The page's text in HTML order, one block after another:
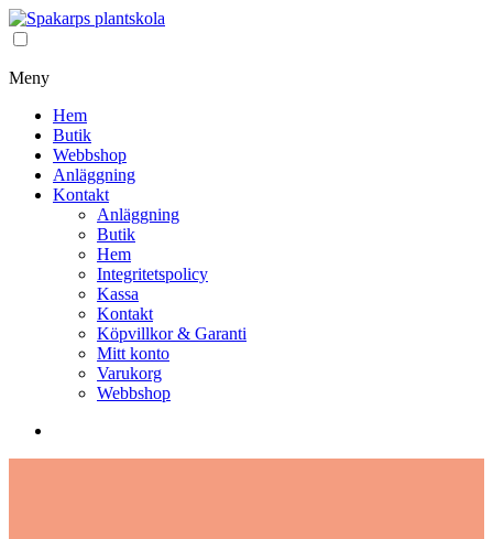
Meny
Hem
Butik
Webbshop
Anläggning
Kontakt
Anläggning
Butik
Hem
Integritetspolicy
Kassa
Kontakt
Köpvillkor & Garanti
Mitt konto
Varukorg
Webbshop